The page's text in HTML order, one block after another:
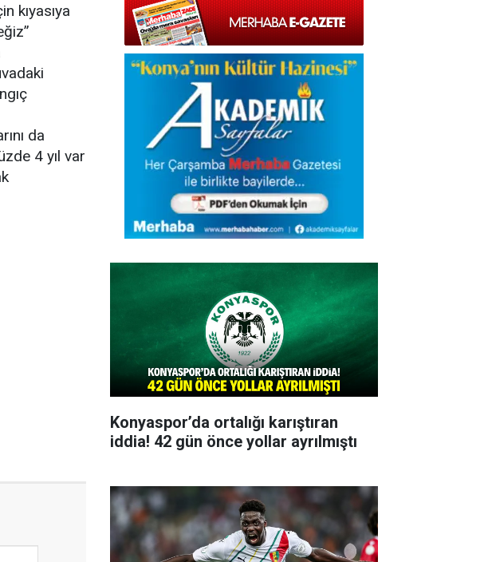
kıyasıya
da
4 yıl var
Konyaspor’da ortalığı karıştıran
iddia! 42 gün önce yollar ayrılmıştı